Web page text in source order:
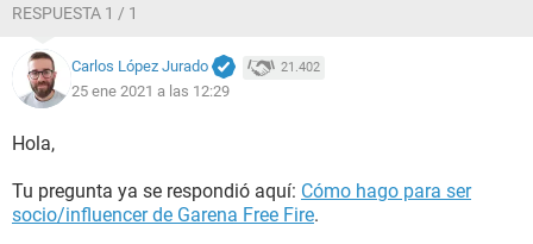
RESPUESTA 1 / 1
Carlos López Jurado 21.402
25 ene 2021 a las 12:29
Hola,
Tu pregunta ya se respondió aquí: Cómo hago para ser
socio/influencer de Garena Free Fire.